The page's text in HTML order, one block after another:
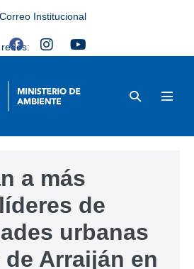
Correo Institucional
a más
de
urbanas
Arraiján en